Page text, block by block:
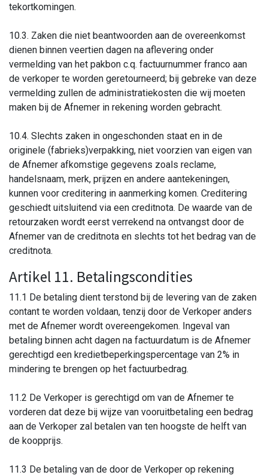
tekortkomingen.
10.3. Zaken die niet beantwoorden aan de overeenkomst
dienen binnen veertien dagen na aflevering onder
vermelding van het pakbon c.q. factuurnummer franco aan
de verkoper te worden geretourneerd; bij gebreke van deze
vermelding zullen de administratiekosten die wij moeten
maken bij de Afnemer in rekening worden gebracht.
10.4. Slechts zaken in ongeschonden staat en in de
originele (fabrieks)verpakking, niet voorzien van eigen van
de Afnemer afkomstige gegevens zoals reclame,
handelsnaam, merk, prijzen en andere aantekeningen,
kunnen voor creditering in aanmerking komen. Creditering
geschiedt uitsluitend via een creditnota. De waarde van de
retourzaken wordt eerst verrekend na ontvangst door de
Afnemer van de creditnota en slechts tot het bedrag van de
creditnota.
Artikel 11. Betalingscondities
11.1 De betaling dient terstond bij de levering van de zaken
contant te worden voldaan, tenzij door de Verkoper anders
met de Afnemer wordt overeengekomen. Ingeval van
betaling binnen acht dagen na factuurdatum is de Afnemer
gerechtigd een kredietbeperkingspercentage van 2% in
mindering te brengen op het factuurbedrag.
11.2 De Verkoper is gerechtigd om van de Afnemer te
vorderen dat deze bij wijze van vooruitbetaling een bedrag
aan de Verkoper zal betalen van ten hoogste de helft van
de koopprijs.
11.3 De betaling van de door de Verkoper op rekening